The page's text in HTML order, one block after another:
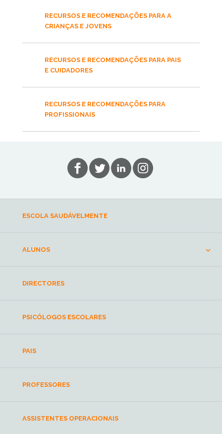
RECURSOS E RECOMENDAÇÕES PARA A
CRIANÇAS E JOVENS
RECURSOS E RECOMENDAÇÕES PARA PAIS
E CUIDADORES
RECURSOS E RECOMENDAÇÕES PARA
PROFISSIONAIS
ESCOLA SAUDÁVELMENTE
ALUNOS
DIRECTORES
PSICÓLOGOS ESCOLARES
PAIS
PROFESSORES
ASSISTENTES OPERACIONAIS